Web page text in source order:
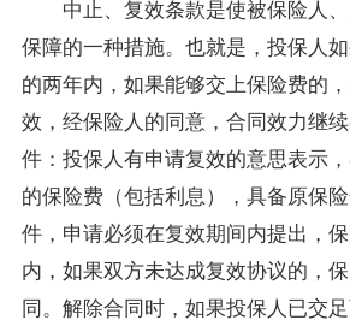
中止、复效条款是使被保险人、
保障的一种措施。也就是，投保人
的两年内，如果能够交上保险费的
效，经保险人的同意，合同效力继
件：投保人有申请复效的意思表示
的保险费（包括利息），具备原保
件，申请必须在复效期间内提出，
内，如果双方未达成复效协议的，
同。解除合同时，如果投保人已交